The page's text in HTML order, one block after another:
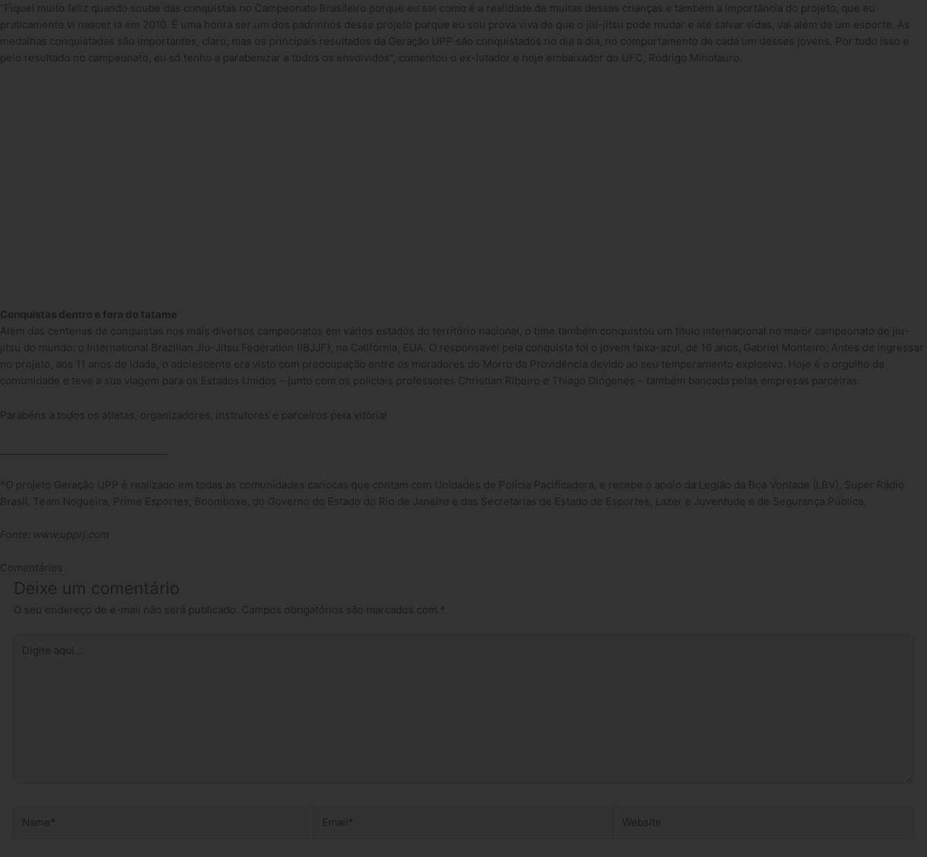
“Fiquei muito feliz quando soube das conquistas no Campeonato Brasileiro porque eu sei como é a realidade de muitas dessas crianças e também a importância do projeto, que eu
praticamente vi nascer lá em 2010. É uma honra ser um dos padrinhos desse projeto porque eu sou prova viva de que o jiu-jitsu pode mudar e até salvar vidas, vai além de um esporte. As
medalhas conquistadas são importantes, claro, mas os principais resultados da Geração UPP são conquistados no dia a dia, no comportamento de cada um desses jovens. Por tudo isso e
pelo resultado no campeonato, eu só tenho a parabenizar a todos os envolvidos”, comentou o ex-lutador e hoje embaixador do UFC, Rodrigo Minotauro.
Conquistas dentro e fora do tatame
Além das centenas de conquistas nos mais diversos campeonatos em vários estados do território nacional, o time também conquistou um título internacional no maior campeonato de jiu-
jitsu do mundo: o International Brazilian Jiu-Jitsu Federation (IBJJF), na Califórnia, EUA. O responsável pela conquista foi o jovem faixa-azul, de 16 anos, Gabriel Monteiro. Antes de ingressar
no projeto, aos 11 anos de idade, o adolescente era visto com preocupação entre os moradores do Morro da Providência devido ao seu temperamento explosivo. Hoje é o orgulho da
comunidade e teve a sua viagem para os Estados Unidos – junto com os policiais professores Christian Ribeiro e Thiago Diógenes – também bancada pelas empresas parceiras.
Parabéns a todos os atletas, organizadores, instrutores e parceiros pela vitória!
*O projeto Geração UPP é realizado em todas as comunidades cariocas que contam com Unidades de Polícia Pacificadora, e recebe o apoio da Legião da Boa Vontade (LBV), Super Rádio
Brasil, Team Nogueira, Prime Esportes, Boomboxe, do Governo do Estado do Rio de Janeiro e das Secretarias de Estado de Esportes, Lazer e Juventude e de Segurança Pública.
Fonte: www.upprj.com
Comentários
Deixe um comentário
O seu endereço de e-mail não será publicado. Campos obrigatórios são marcados com *
aqui...